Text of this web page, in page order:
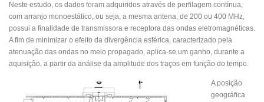
Neste estudo, os dados foram adquiridos através de perfilagem contínua,
com arranjo monoestático, ou seja, a mesma antena, de 200 ou 400 MHz,
possui a finalidade de transmissora e receptora das ondas eletromagnéticas.
A fim de minimizar o efeito da divergência esférica, caracterizado pela
atenuação das ondas no meio propagado, aplica-se um ganho, durante a
aquisição, a partir da análise da amplitude dos traços em função do tempo.
A posição
geográfica